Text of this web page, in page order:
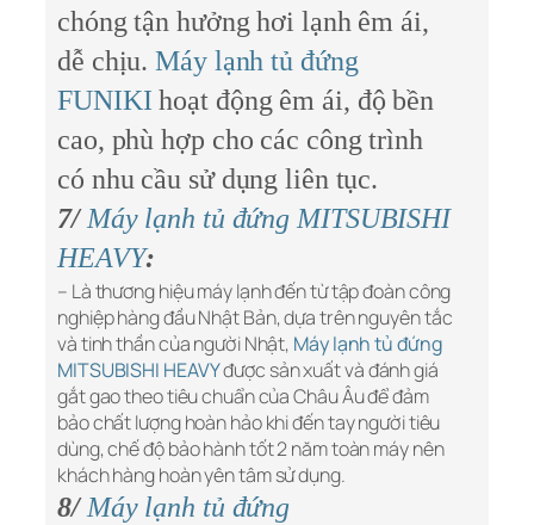
chóng tận hưởng hơi lạnh êm ái,
dễ chịu.Máy lạnh tủ đứng
FUNIKI hoạt động êm ái, độ bền
cao, phù hợp cho các công trình
có nhu cầu sử dụng liên tục.
7/ Máy lạnh tủ đứng MITSUBISHI
HEAVY:
– Là thương hiệu máy lạnh đến từ tập đoàn công
nghiệp hàng đầu Nhật Bản, dựa trên nguyên tắc
và tinh thần của người Nhật, Máy lạnh tủ đứng
MITSUBISHI HEAVYđược sản xuất và đánh giá
gắt gao theo tiêu chuẩn của Châu Âu để đảm
bảo chất lượng hoàn hảo khi đến tay người tiêu
dùng, chế độ bảo hành tốt 2 năm toàn máy nên
khách hàng hoàn yên tâm sử dụng.
8/ Máy lạnh tủ đứng